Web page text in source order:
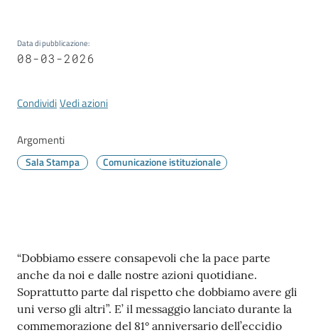
su
Data di pubblicazione:
08-03-2026
CondividiVedi azioni
Argomenti
Sala Stampa Comunicazione istituzionale
Contenuto
“Dobbiamo essere consapevoli che la pace parte
anche da noi e dalle nostre azioni quotidiane.
Soprattutto parte dal rispetto che dobbiamo avere gli
uni verso gli altri”. E’ il messaggio lanciato durante la
commemorazione del 81° anniversario dell’eccidio